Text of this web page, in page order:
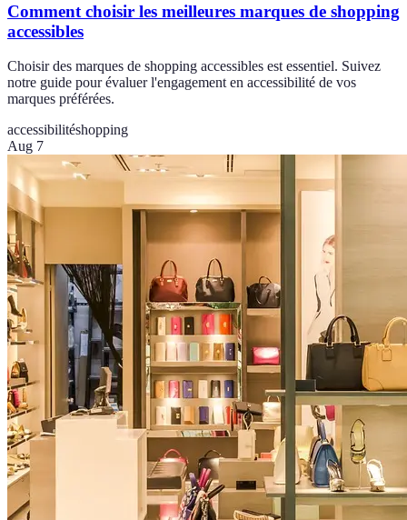
Comment choisir les meilleures marques de shopping
accessibles
Choisir des marques de shopping accessibles est essentiel. Suivez
notre guide pour évaluer l'engagement en accessibilité de vos
marques préférées.
accessibilitéshopping
Aug 7